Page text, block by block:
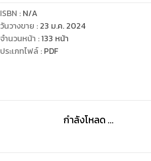
ISBN : N/A
วันวางขาย : 23 ม.ค. 2024
จำนวนหน้า :133 หน้า
ประเภทไฟล์: PDF
กำลังโหลด ...